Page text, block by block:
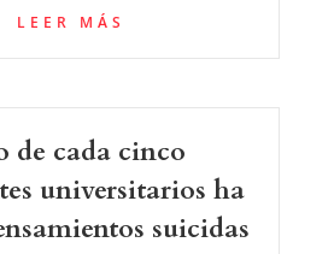
LEER MÁS
de cada cinco
universitarios ha
suicidas